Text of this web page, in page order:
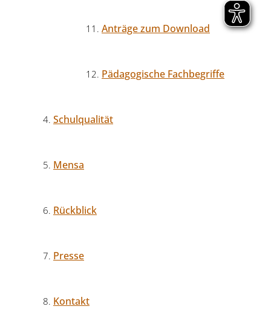
Anträge zum Download
Pädagogische Fachbegriffe
Schulqualität
Mensa
Rückblick
Presse
Kontakt